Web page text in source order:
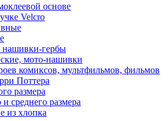
основе
Velcro
гербы
мото-нашивки
комиксов, мультфильмов, фильмов
Поттера
размера
среднего размера
из хлопка